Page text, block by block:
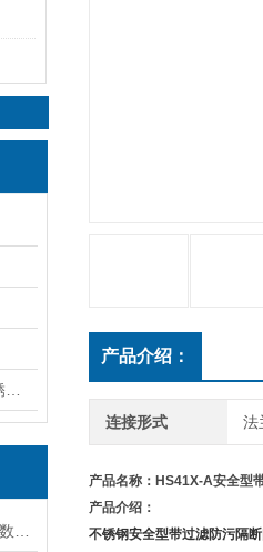
产品介绍：
连接形式 法
产品名称： HS41X-A安全型
产品介绍：
不锈钢安全型带过滤防污隔断